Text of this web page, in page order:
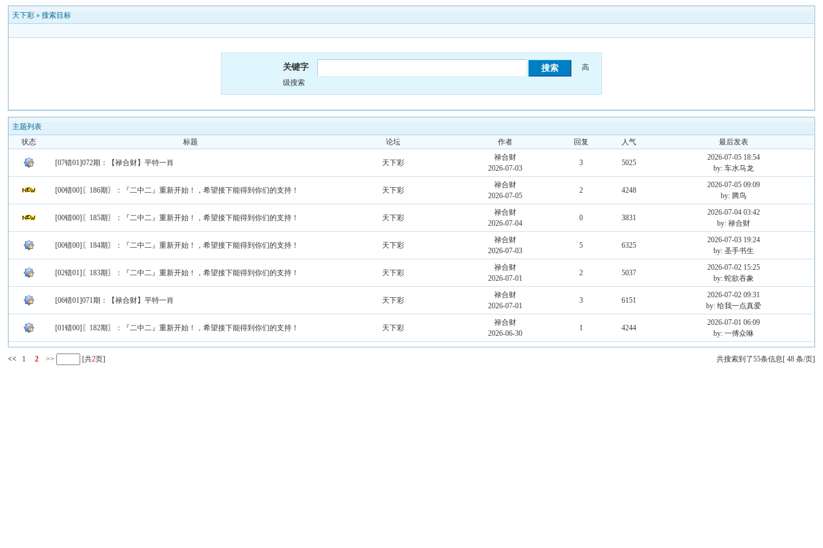
天下彩 »搜索目标
关键字
高
级搜索
主题列表
状态
标题 论坛 作者 回复 人气 最后发表
[07错01]072期：【禄合财】平特一肖 天下彩
禄合财
2026-07-03
3 5025
2026-07-05 18:54
by: 车水马龙
[00错00]〖186期〗：『二中二』重新开始！，希望接下能得到你们的支持！ 天下彩
禄合财
2026-07-05
2 4248
2026-07-05 09:09
by: 腾鸟
[00错00]〖185期〗：『二中二』重新开始！，希望接下能得到你们的支持！ 天下彩
禄合财
2026-07-04
0 3831
2026-07-04 03:42
by: 禄合财
[00错00]〖184期〗：『二中二』重新开始！，希望接下能得到你们的支持！ 天下彩
禄合财
2026-07-03
5 6325
2026-07-03 19:24
by: 圣手书生
[02错01]〖183期〗：『二中二』重新开始！，希望接下能得到你们的支持！ 天下彩
禄合财
2026-07-01
2 5037
2026-07-02 15:25
by: 蛇欲吞象
[06错01]071期：【禄合财】平特一肖 天下彩
禄合财
2026-07-01
3 6151
2026-07-02 09:31
by: 给我一点真爱
[01错00]〖182期〗：『二中二』重新开始！，希望接下能得到你们的支持！ 天下彩
禄合财
2026-06-30
1 4244
2026-07-01 06:09
by: 一傅众咻
共搜索到了55条信息[ 48 条/页]
<< 1 2 >> [共2页]